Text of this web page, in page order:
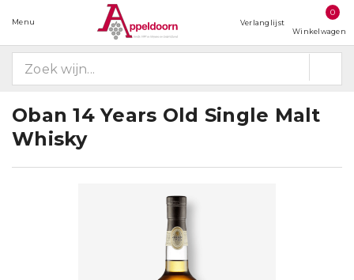
Menu Verlanglijst
0
Winkelwagen
Oban 14 Years Old Single Malt
Whisky